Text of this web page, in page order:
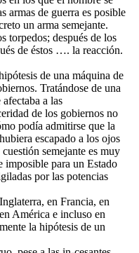
armas de guerra es posible
un arma semejante.
torpedos; después de los
de éstos …. la reacción.
de una máquina de
Tratándose de una
a las
de los gobiernos no
podía admitirse que la
escapado a los ojos
semejante es muy
para un Estado
por las potencias
en Francia, en
América e incluso en
la hipótesis de un